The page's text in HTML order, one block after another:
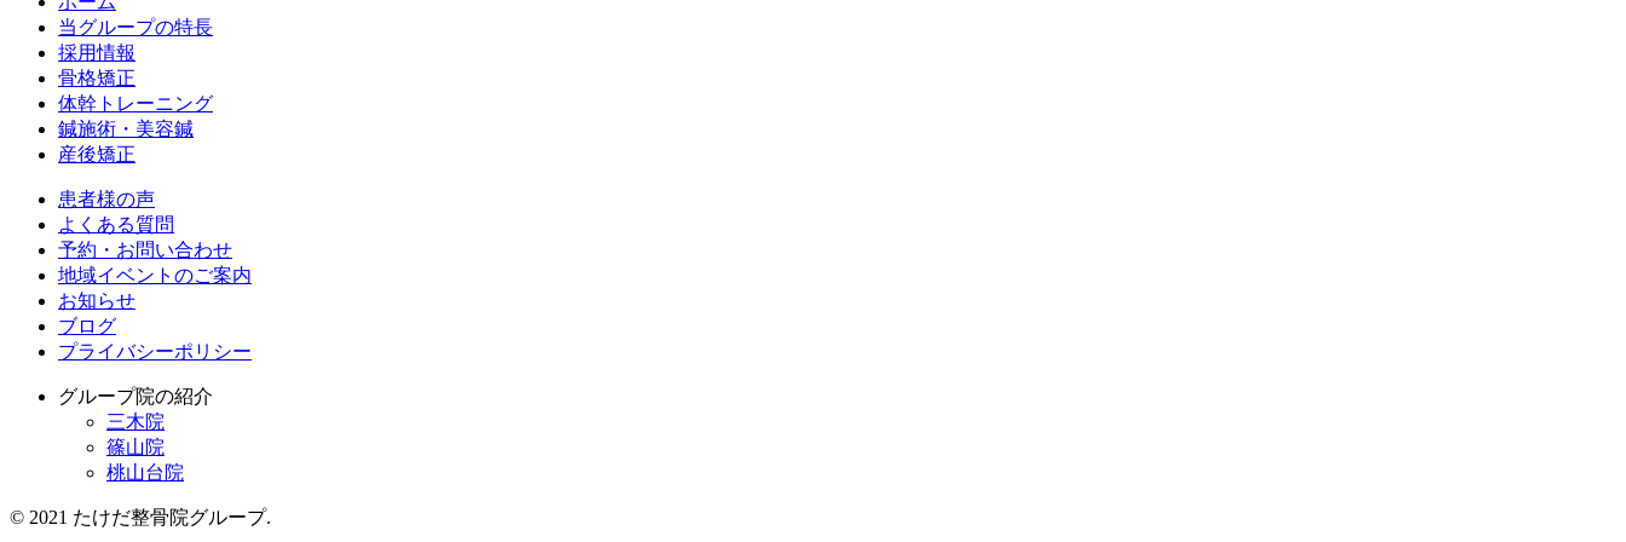
当グループの特長
採用情報
骨格矯正
体幹トレーニング
鍼施術・美容鍼
産後矯正
患者様の声
よくある質問
予約・お問い合わせ
地域イベントのご案内
お知らせ
ブログ
プライバシーポリシー
グループ院の紹介
三木院
篠山院
桃山台院
© 2021 たけだ整骨院グループ.